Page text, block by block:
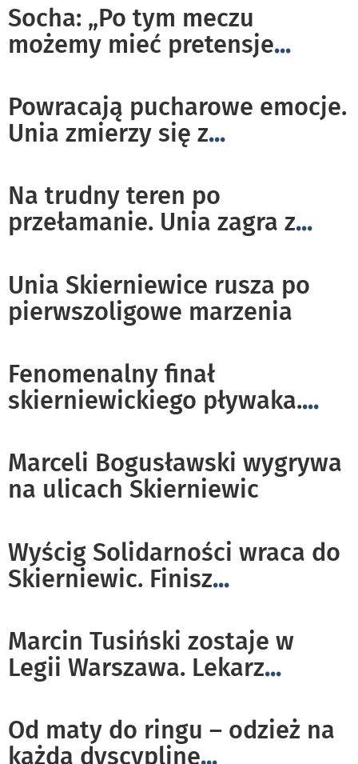
Socha: „Po tym meczu
możemy mieć pretensje...
Powracają pucharowe emocje.
Unia zmierzy się z...
Na trudny teren po
przełamanie. Unia zagra z...
Unia Skierniewice rusza po
pierwszoligowe marzenia
Fenomenalny finał
skierniewickiego pływaka....
Marceli Bogusławski wygrywa
na ulicach Skierniewic
Wyścig Solidarności wraca do
Skierniewic. Finisz...
Marcin Tusiński zostaje w
Legii Warszawa. Lekarz...
Od maty do ringu – odzież na
każdą dyscyplinę...